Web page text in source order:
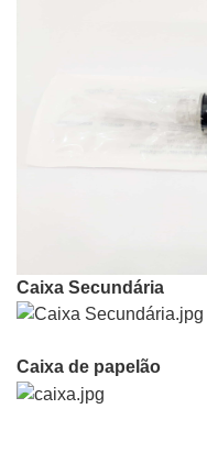
Caixa Secundária
Caixa de papelão